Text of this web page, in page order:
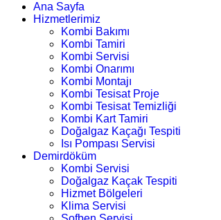
Ana Sayfa
Hizmetlerimiz
Kombi Bakımı
Kombi Tamiri
Kombi Servisi
Kombi Onarımı
Kombi Montajı
Kombi Tesisat Proje
Kombi Tesisat Temizliği
Kombi Kart Tamiri
Doğalgaz Kaçağı Tespiti
Isı Pompası Servisi
Demirdöküm
Kombi Servisi
Doğalgaz Kaçak Tespiti
Hizmet Bölgeleri
Klima Servisi